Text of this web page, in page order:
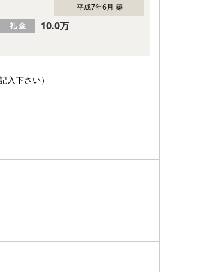
平成7年6月 築
礼 金 10.0万
入下さい）